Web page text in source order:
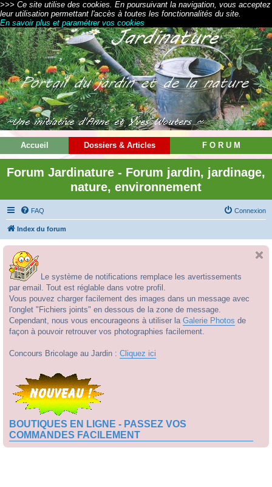
>>> Ce site utilise des cookies. En poursuivant la navigation, vous acceptez
leur utilisation permettant l'accès à toutes les fonctionnalités du site.
En savoir plus et paramétrer vos cookies
Accueil Dossiers & Articles F O R U M
Forum Jardinature - Forum jardin, jardinage,
nature, environnement
FAQ Connexion
Index du forum
Le système de notifications remplace les avertissements
par email. Tout est réglable dans votre profil.
Vous pouvez charger facilement des images dans un message avec
l'onglet "Fichiers joints" en dessous de la zone de message.
Cependant, nous vous encourageons à utiliser la Galerie Photos de
façon à pouvoir retrouver vos photographies facilement.
Concours Bricolage au Jardin : Cliquez ici
BOUTIQUES EN LIGNE - PASSEZ VOS
COMMANDES FACILEMENT